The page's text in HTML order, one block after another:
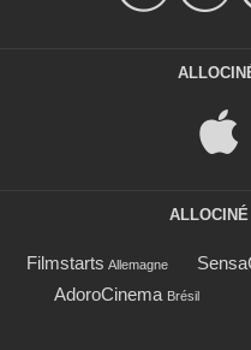
Filmstarts Allemagne
AdoroCinema Brésil